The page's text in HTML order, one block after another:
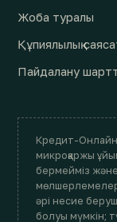
Жоба туралы
Құпиялылық
Пайдалану
Кредит-
микроқаржы
бермейміз және
әрі несие
болуы мүмкін;